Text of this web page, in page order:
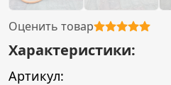
Оценить товар
Характеристики:
Артикул: